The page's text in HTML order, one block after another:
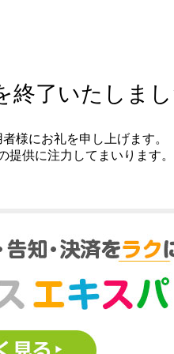
終了いたしま
様にお礼を申し上げます。
供に注力してまいります。